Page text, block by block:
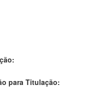
para Titulação: